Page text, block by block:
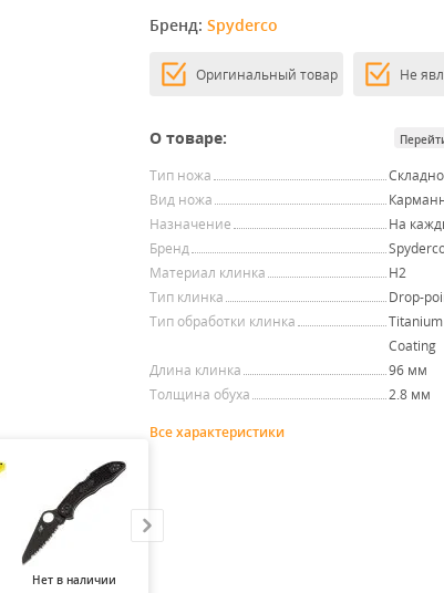
Нет в наличии
Бренд: Spyderco
Оригинальный товар Не
О товаре:
Тип ножа
Вид ножа
Назначение
На
Бренд
Материал клинка
H2
Тип клинка
Drop-
Тип обработки клинка
Coating
Длина клинка
96 мм
Толщина обуха
2.8 мм
Все характеристики